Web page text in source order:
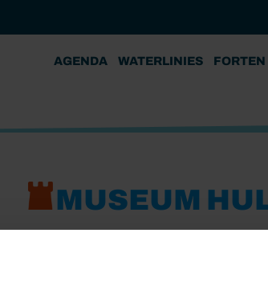
AGENDA WATERLINIES FORTEN
MUSEUM